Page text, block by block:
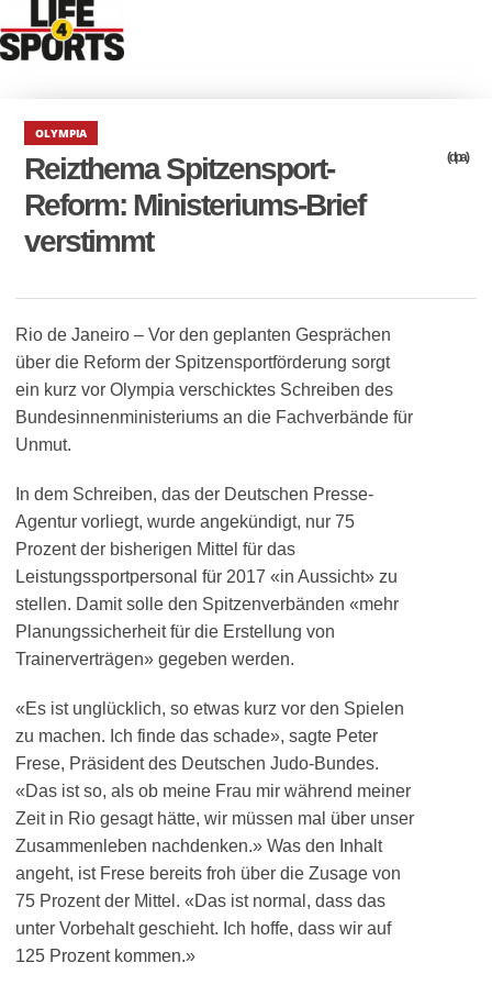
OLYMPIA
Reizthema Spitzensport-
Reform: Ministeriums-Brief
verstimmt
(dpa)
Rio de Janeiro – Vor den geplanten Gesprächen
über die Reform der Spitzensportförderung sorgt
ein kurz vor Olympia verschicktes Schreiben des
Bundesinnenministeriums an die Fachverbände für
Unmut.
In dem Schreiben, das der Deutschen Presse-
Agentur vorliegt, wurde angekündigt, nur 75
Prozent der bisherigen Mittel für das
Leistungssportpersonal für 2017 «in Aussicht» zu
stellen. Damit solle den Spitzenverbänden «mehr
Planungssicherheit für die Erstellung von
Trainerverträgen» gegeben werden.
«Es ist unglücklich, so etwas kurz vor den Spielen
zu machen. Ich finde das schade», sagte Peter
Frese, Präsident des Deutschen Judo-Bundes.
«Das ist so, als ob meine Frau mir während meiner
Zeit in Rio gesagt hätte, wir müssen mal über unser
Zusammenleben nachdenken.» Was den Inhalt
angeht, ist Frese bereits froh über die Zusage von
75 Prozent der Mittel. «Das ist normal, dass das
unter Vorbehalt geschieht. Ich hoffe, dass wir auf
125 Prozent kommen.»